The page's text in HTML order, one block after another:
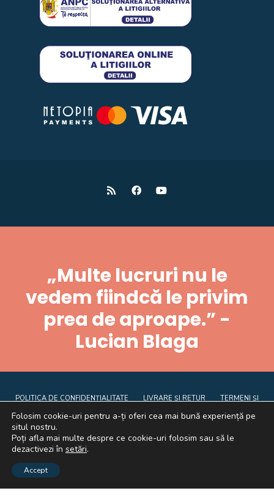
„Multe lucruri nu le
vedem fiindcă le privim
prea de aproape.” -
Lucian Blaga
POLITICA DE CONFIDENȚIALITATE LIVRARE ȘI RETUR
TERMENI ȘI
CONDIȚII
CE SUNT COOKIE-URILE ANPC
Graficã și dezvoltare website
Folosim cookie-uri pentru a-ți oferi cea mai bună experiență pe
situl nostru.
Poți afla mai multe despre ce cookie-uri folosim sau să le
dezactivezi în setări.
Accept